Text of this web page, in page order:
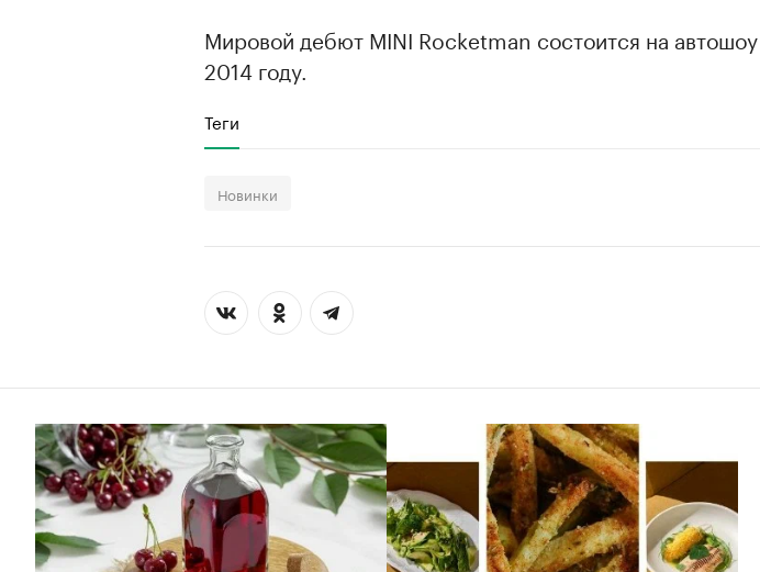
Мировой дебют MINI Rocketman состоится на
2014 году.
Теги
Новинки